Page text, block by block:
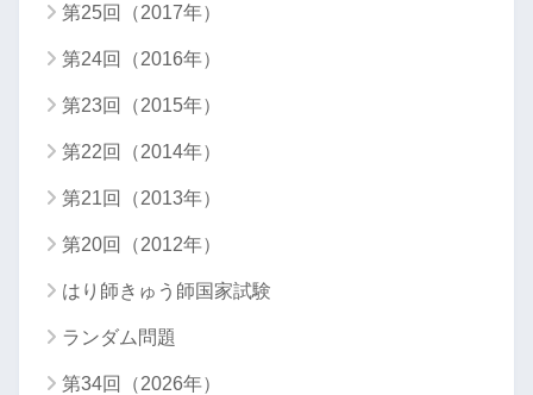
第25回（2017年）
第24回（2016年）
第23回（2015年）
第22回（2014年）
第21回（2013年）
第20回（2012年）
はり師きゅう師国家試験
ランダム問題
第34回（2026年）